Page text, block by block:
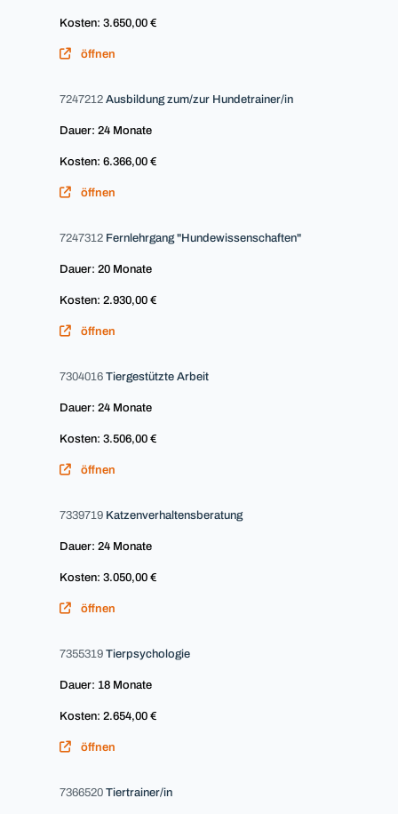
Kosten: 3.650,00 €
öffnen
7247212 Ausbildung zum/zur Hundetrainer/in
Dauer: 24 Monate
Kosten: 6.366,00 €
öffnen
7247312 Fernlehrgang "Hundewissenschaften"
Dauer: 20 Monate
Kosten: 2.930,00 €
öffnen
7304016 Tiergestützte Arbeit
Dauer: 24 Monate
Kosten: 3.506,00 €
öffnen
7339719 Katzenverhaltensberatung
Dauer: 24 Monate
Kosten: 3.050,00 €
öffnen
7355319 Tierpsychologie
Dauer: 18 Monate
Kosten: 2.654,00 €
öffnen
7366520 Tiertrainer/in